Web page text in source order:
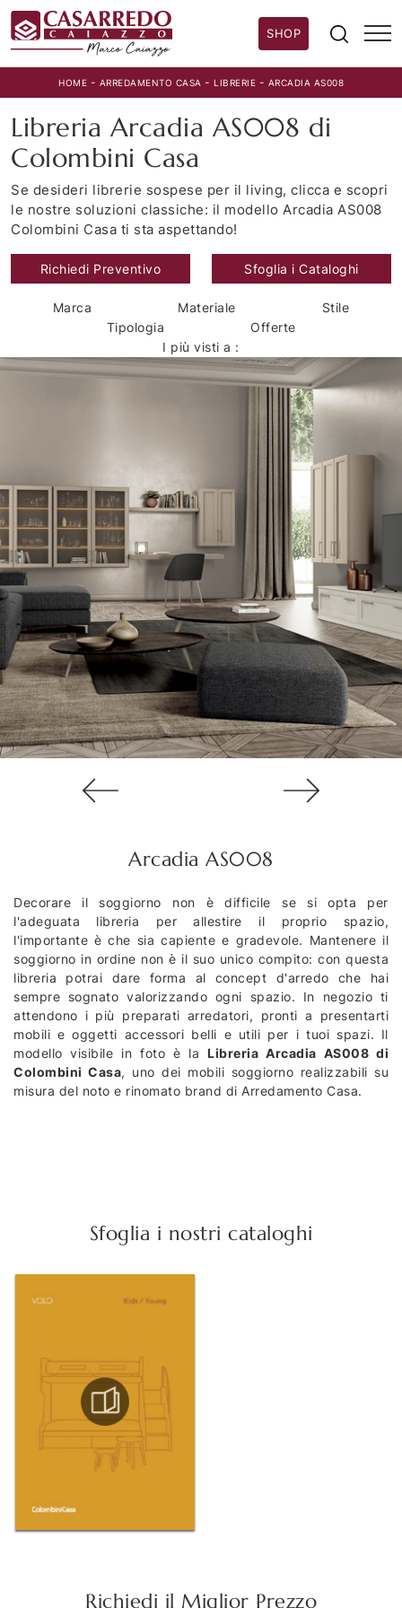
SHOP
HOME - ARREDAMENTO CASA - LIBRERIE - ARCADIA AS008
Libreria Arcadia AS008 di
Colombini Casa
Se desideri librerie sospese per il living, clicca e scopri
le nostre soluzioni classiche: il modello Arcadia AS008
Colombini Casa ti sta aspettando!
Richiedi Preventivo Sfoglia i Cataloghi
Marca Materiale
Stile
Tipologia
Offerte
I più visti a :
Arcadia AS008
Decorare il soggiorno non è difficile se si opta per
l'adeguata libreria per allestire il proprio spazio,
l'importante è che sia capiente e gradevole. Mantenere il
soggiorno in ordine non è il suo unico compito: con questa
libreria potrai dare forma al concept d'arredo che hai
sempre sognato valorizzando ogni spazio. In negozio ti
attendono i più preparati arredatori, pronti a presentarti
mobili e oggetti accessori belli e utili per i tuoi spazi. Il
modello visibile in foto è la Libreria Arcadia AS008 di
Colombini Casa, uno dei mobili soggiorno realizzabili su
misura del noto e rinomato brand di Arredamento Casa.
Sfoglia i nostri cataloghi
Richiedi il Miglior Prezzo